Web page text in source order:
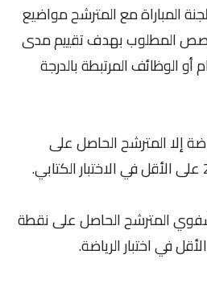
المباراة مع المترشح مواضيع
المطلوب بهدف تقييم مدى
الوظائف المرتبطة بالدرجة
إلا المترشح الحاصل على
الشفوي المترشح الحاصل على نقطة